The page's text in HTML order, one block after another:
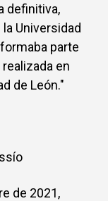
definitiva,
Universidad
parte
en
de León."
de 2021,